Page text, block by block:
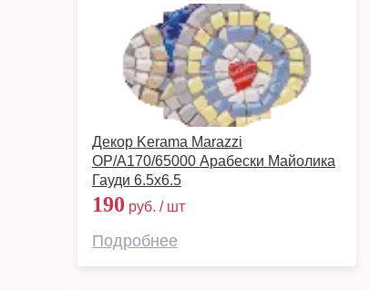
Декор Kerama Marazzi
OP/A170/65000 Арабески Майолика
Гауди 6.5х6.5
190 руб. / шт
Подробнее